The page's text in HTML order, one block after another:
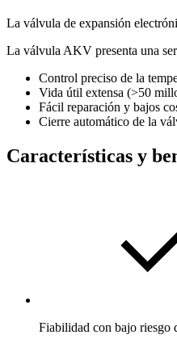
La válvula de expansión
La válvula AKV presenta una
Control preciso de la
Vida útil extensa (>50
Fácil reparación y bajos
Cierre automático de la
Características y
Fiabilidad con bajo riesgo